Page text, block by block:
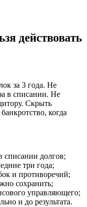
действовать
за 3 года. Не
в списании. Не
Скрыть
когда
списании долгов;
три года;
и противоречий;
сохранить;
управляющего;
и до результата.